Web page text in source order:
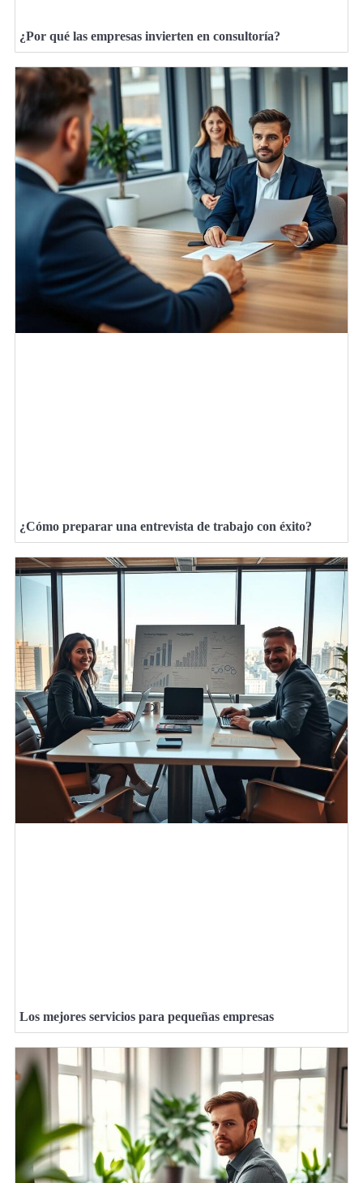
¿Por qué las empresas invierten en consultoría?
¿Cómo preparar una entrevista de trabajo con éxito?
Los mejores servicios para pequeñas empresas